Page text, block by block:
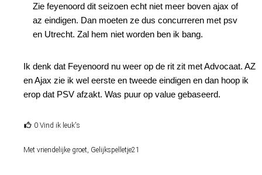
Zie feyenoord dit seizoen echt niet meer boven ajax of
az eindigen. Dan moeten ze dus concurreren met psv
en Utrecht. Zal hem niet worden ben ik bang.
Ik denk dat Feyenoord nu weer op de rit zit met Advocaat. AZ
en Ajax zie ik wel eerste en tweede eindigen en dan hoop ik
erop dat PSV afzakt. Was puur op value gebaseerd.
0 Vind ik leuk's
Met vriendelijke groet, Gelijkspelletje21